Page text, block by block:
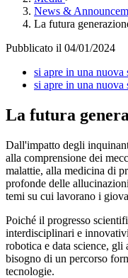
News &
La futura
Pubblicato il 04/01/2024
si apre in una nuova
si apre in una nuova
La futura
Dall'impatto degli
alla comprensione dei
malattie, alla medicina di
profonde delle
temi su cui lavorano i
Poiché il progresso
interdisciplinari e
robotica e data science,
bisogno di un percorso
tecnologie.